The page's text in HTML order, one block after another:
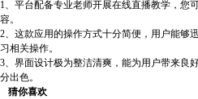
1、平台配备专业老师开展在线直播教学，您
容。
2、这款应用的操作方式十分简便，用户能够
习相关操作。
3、界面设计极为整洁清爽，能为用户带来良
分出色。
猜你喜欢